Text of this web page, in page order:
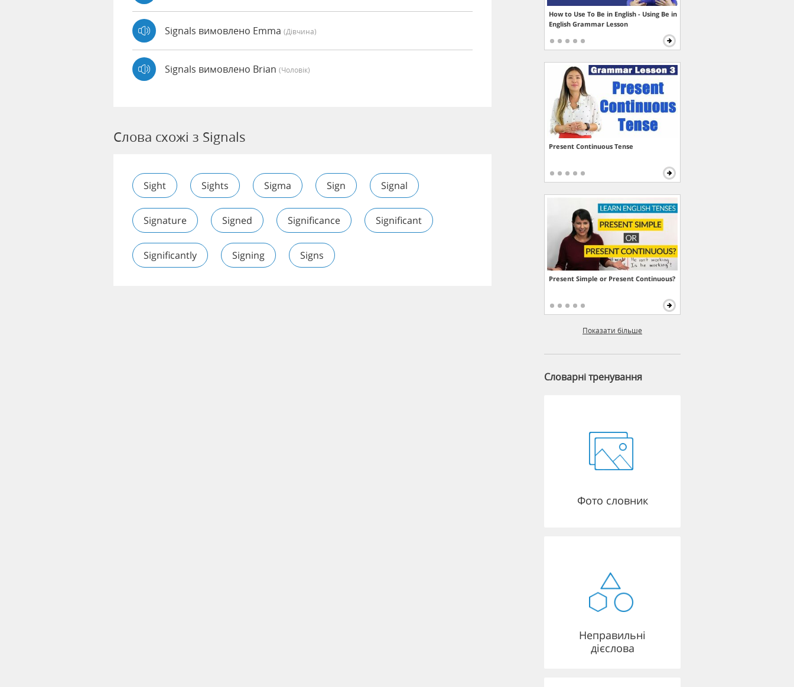
Signals вимовлено Emma (дівчина)
Signals вимовлено Brian (чоловік)
Слова схожі з Signals
Sight Sights Sigma Sign Signal
Signature Signed Significance Significant
Significantly Signing Signs
How to Use To Be in English - Using Be in
English Grammar Lesson
Present Continuous Tense
Present Simple or Present Continuous?
Показати більше
Словарні тренування
Фото словник
Неправильні
дієслова